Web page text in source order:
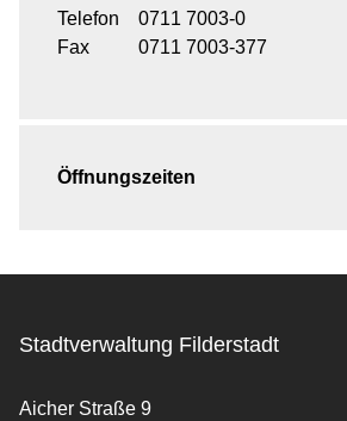
Telefon
0711 7003-0
Fax
0711 7003-377
Öffnungszeiten
Stadtverwaltung Filderstadt
Aicher Straße 9